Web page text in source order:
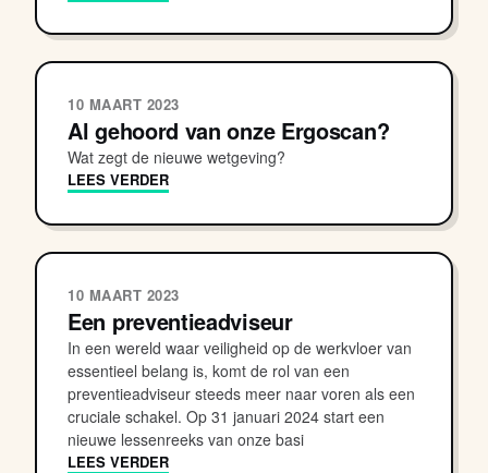
10 MAART 2023
Al gehoord van onze Ergoscan?
Wat zegt de nieuwe wetgeving?
LEES VERDER
10 MAART 2023
Een preventieadviseur
In een wereld waar veiligheid op de werkvloer van
essentieel belang is, komt de rol van een
preventieadviseur steeds meer naar voren als een
cruciale schakel. Op 31 januari 2024 start een
nieuwe lessenreeks van onze basi
LEES VERDER